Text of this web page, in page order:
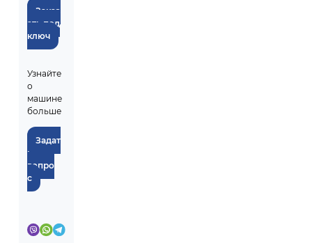
Заказ
ать под
ключ
Узнайте
о
машине
больше
Задат
ь
вопро
с